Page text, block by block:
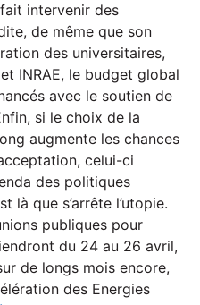
intervenir des
de même que son
des universitaires,
INRAE, le budget global
avec le soutien de
si le choix de la
augmente les chances
celui-ci
des politiques
là que s’arrête l’utopie.
publiques pour
du 24 au 26 avril,
de longs mois encore,
des Energies